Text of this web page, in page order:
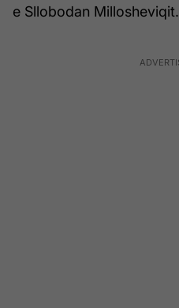
e Sllobodan Millosheviqit.